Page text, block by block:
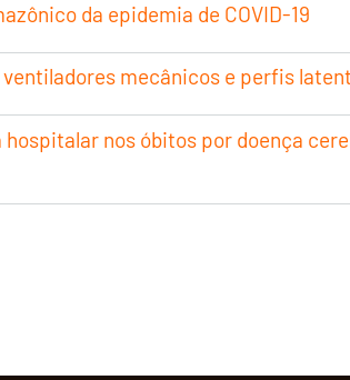
da epidemia de COVID-19
mecânicos e perfis
nos óbitos por doença